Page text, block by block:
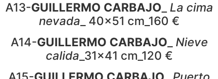
A13-GUILLERMO CARBAJO
La cima
nevada _ 40×51 cm_160 €
A14-GUILLERMO CARBAJO
Nieve
calida _31x41 cm_120 €